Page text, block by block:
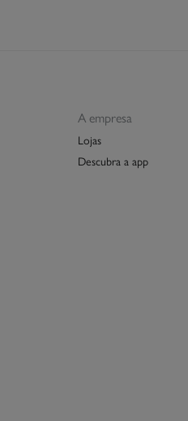
A empresa
Lojas
Descubra a app